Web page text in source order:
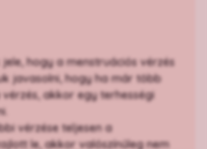
hogy a menstruációs vérzés
javasolni, hogy ha már több
akkor egy terhességi
vérzése teljesen a
le, akkor valószínűleg nem